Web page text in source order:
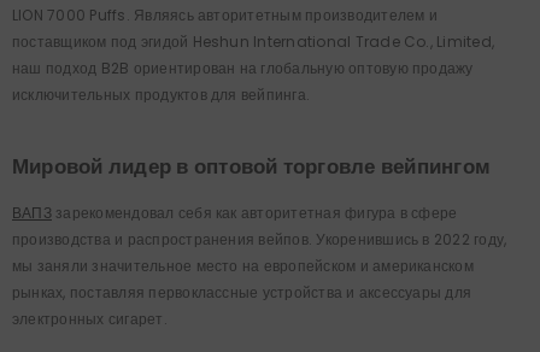
LION 7000 Puffs. Являясь авторитетным производителем и
поставщиком под эгидой Heshun International Trade Co., Limited,
наш подход B2B ориентирован на глобальную оптовую продажу
исключительных продуктов для вейпинга.
Мировой лидер в оптовой торговле вейпингом
ВАПЗ зарекомендовал себя как авторитетная фигура в сфере
производства и распространения вейпов. Укоренившись в 2022 году,
мы заняли значительное место на европейском и американском
рынках, поставляя первоклассные устройства и аксессуары для
электронных сигарет.